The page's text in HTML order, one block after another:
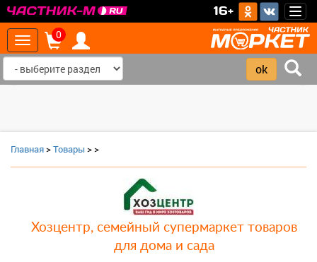
16+
Toggle
navigation
0
Главная>Товары >>
Хозцентр, семейный супермаркет товаров
для дома и сада
‹ ›